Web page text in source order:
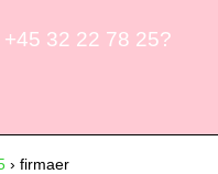
32 22 78 25?
› firmaer